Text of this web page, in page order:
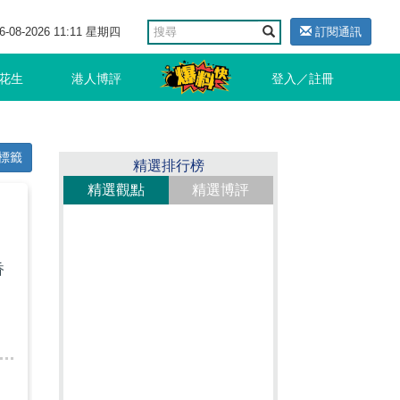
08-2026 11:11 星期四 訂閱通訊
生 港人博評 登入／註冊
籤
精選排行榜
精選觀點
精選博評